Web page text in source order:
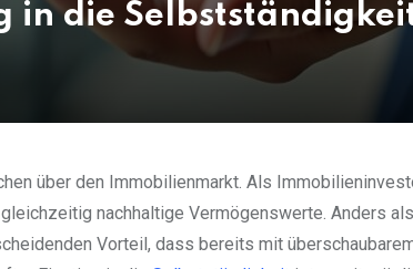
in die
über den Immobilienmarkt. Als
nachhaltige Vermögenswerte. Anders als
Vorteil, dass bereits mit